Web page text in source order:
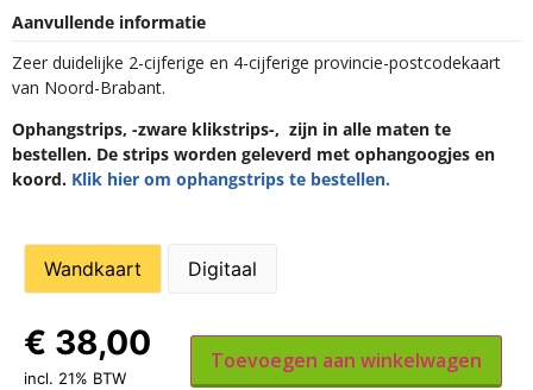
Aanvullende informatie
Zeer duidelijke 2-cijferige en 4-cijferige provincie-postcodekaart
van Noord-Brabant.
Ophangstrips, -zware klikstrips-, zijn in alle maten te
bestellen. De strips worden geleverd met ophangoogjes en
koord. Klik hier om ophangstrips te bestellen.
Wandkaart Digitaal
€ 38,00
incl. 21% BTW
Toevoegen aan winkelwagen